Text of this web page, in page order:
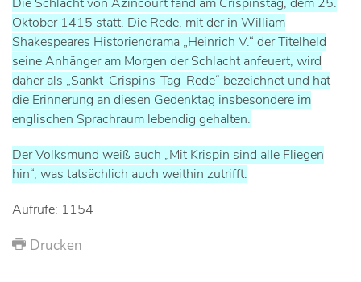
Oktober 1415 statt. Die Rede, mit der in William
Shakespeares Historiendrama „Heinrich V.“ der Titelheld
seine Anhänger am Morgen der Schlacht anfeuert, wird
daher als „Sankt-Crispins-Tag-Rede“ bezeichnet und hat
die Erinnerung an diesen Gedenktag insbesondere im
englischen Sprachraum lebendig gehalten.
Der Volksmund weiß auch „Mit Krispin sind alle Fliegen
hin“, was tatsächlich auch weithin zutrifft.
Aufrufe: 1154
Drucken